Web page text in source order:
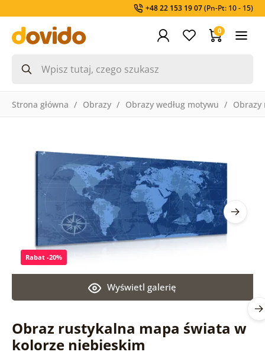
+48 22 153 19 07(Pn-Pt: 10 - 15)
0
Strona główna Obrazy Obrazy według motywu Obrazy
Obraz rustykalna mapa świata w
kolorze niebieskim
Wyświetl galerię
Rabat -20%